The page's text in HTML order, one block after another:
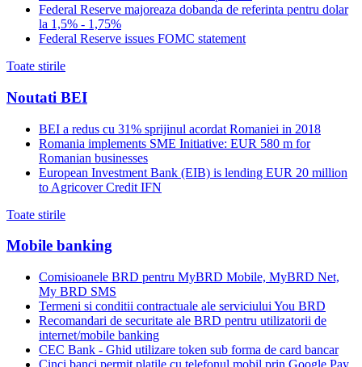
Federal Reserve majoreaza dobanda de referinta pentru dolar
la 1,5% - 1,75%
Federal Reserve issues FOMC statement
Toate stirile
Noutati BEI
BEI a redus cu 31% sprijinul acordat Romaniei in 2018
Romania implements SME Initiative: EUR 580 m for
Romanian businesses
European Investment Bank (EIB) is lending EUR 20 million
to Agricover Credit IFN
Toate stirile
Mobile banking
Comisioanele BRD pentru MyBRD Mobile, MyBRD Net,
My BRD SMS
Termeni si conditii contractuale ale serviciului You BRD
Recomandari de securitate ale BRD pentru utilizatorii de
internet/mobile banking
CEC Bank - Ghid utilizare token sub forma de card bancar
Cinci banci permit platile cu telefonul mobil prin Google Pay